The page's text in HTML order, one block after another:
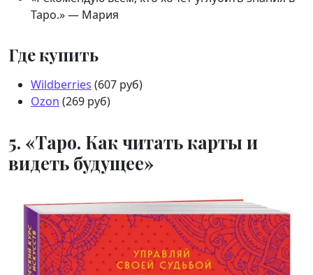
Таро.» — Мария
Где купить
Wildberries (607 руб)
Ozon (269 руб)
5. «Таро. Как читать карты и
видеть будущее»